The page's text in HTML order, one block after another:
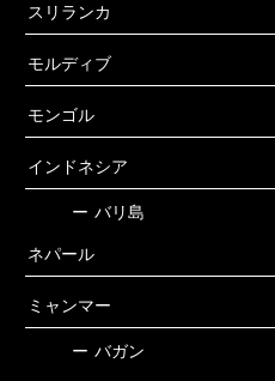
スリランカ
モルディブ
モンゴル
インドネシア
ー バリ島
ネパール
ミャンマー
ー バガン